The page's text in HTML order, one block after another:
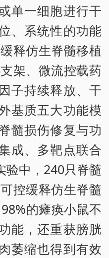
单一细胞进行干
、系统性的功能
释仿生脊髓移植
架、微流控载药
子持续释放、干
基质五大功能模
髓损伤修复与功
成、多靶点联合
验中，240只脊髓
控缓释仿生脊髓
的瘫痪小鼠不
能，还重获膀胱
萎缩也得到有效